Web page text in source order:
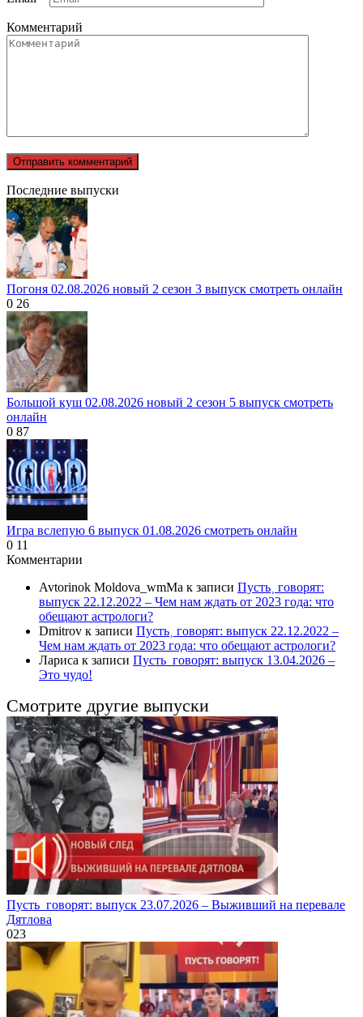
Комментарий
Последние выпуски
Погоня 02.08.2026 новый 2 сезон 3 выпуск смотреть онлайн
0 26
Большой куш 02.08.2026 новый 2 сезон 5 выпуск смотреть
онлайн
0 87
Игра вслепую 6 выпуск 01.08.2026 смотреть онлайн
0 11
Комментарии
Avtorinok Moldova_wmMa к записи Пусть˲ говорят:
выпуск 22.12.2022 – Чем нам ждать от 2023 года: что
обещают астрологи?
Dmitrov к записи Пусть˲ говорят: выпуск 22.12.2022 –
Чем нам ждать от 2023 года: что обещают астрологи?
Лариса к записи Пусть_говорят: выпуск 13.04.2026 –
Это чудо!
Смотрите другие выпуски
Пусть_говорят: выпуск 23.07.2026 – Выживший на перевале
Дятлова
023